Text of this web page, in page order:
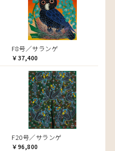
F8号／サランゲ
￥37,400
F20号／サランゲ
￥96,800